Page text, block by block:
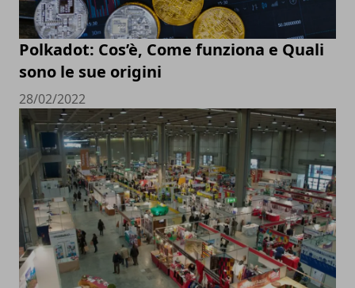
Polkadot: Cos’è, Come funziona e Quali
sono le sue origini
28/02/2022